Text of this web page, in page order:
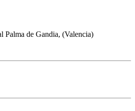
Palma de Gandia, (Valencia)